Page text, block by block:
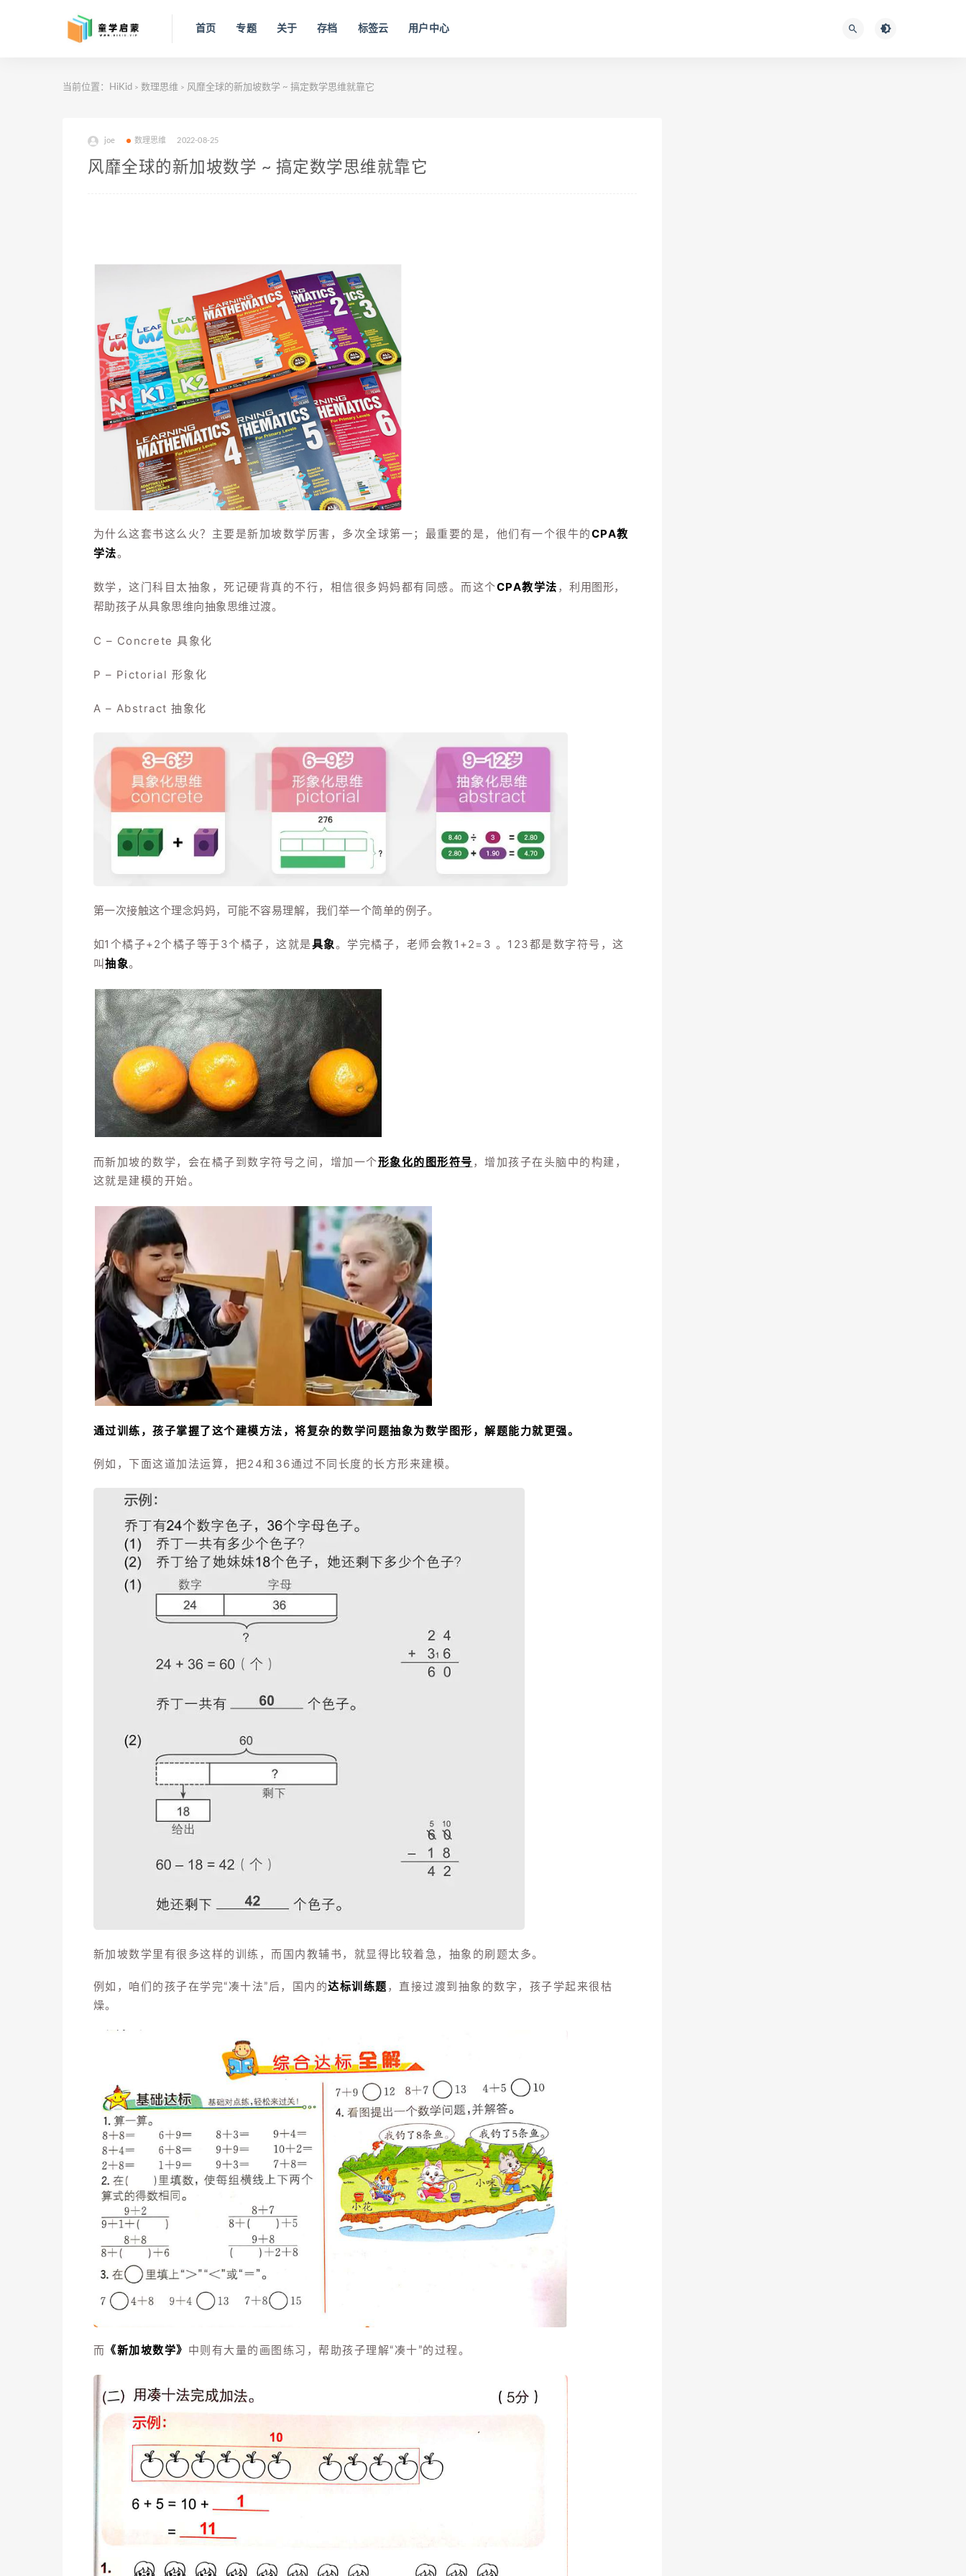
首页 专题 关于 存档 标签云 用户中心
当前位置： HiKid > 数理思维 > 风靡全球的新加坡数学 ~ 搞定数学思维就靠它
joe 数理思维 2022-08-25
风靡全球的新加坡数学 ~ 搞定数学思维就靠它
为什么这套书这么火？主要是新加坡数学厉害，多次全球第一；最重要的是，他们有一个很牛的 CPA教
学法。
数学，这门科目太抽象， 死记硬背真的不行，相信很多妈妈都有同感。 而这个CPA教学法 ， 利用图形，
帮助孩子从具象思维向抽象思维过渡。
C – Concrete 具象化
P – Pictorial 形象化
A – Abstract 抽象化
第一次接触这个理念妈妈，可能不容易理解，我们举一个简单的例子。
如1个橘子+2个橘子等于3个橘子，这就是具象。学完橘子，老师会教1+2=3 。123都是数字符号，这
叫抽象。
而新加坡的数学，会在橘子到数字符号之间，增加一个形象化的图形符号 ，增加孩子在头脑中的构建，
这就是建模的开始。
通过训练， 孩子掌握了这个建模方法，将复杂的数学问题抽象为数学图形，解题能力就更强。
例如，下面这道加法运算，把24和36通过不同长度的长方形来建模。
新加坡数学里有很多这样的训练，而国内教辅书，就显得比较着急，抽象的刷题太多。
例如，咱们的孩子在学完“凑十法”后，国内的达标训练题 ，直接过渡到抽象的数字，孩子学起来很枯
燥。
而 《新加坡数学》 中则有大量的画图练习，帮助孩子理解“凑十”的过程。